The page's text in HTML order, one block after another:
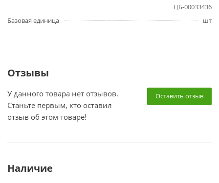
ЦБ-00033436
Базовая единица
шт
Отзывы
Оставить отзыв
У данного товара нет отзывов.
Станьте первым, кто оставил
отзыв об этом товаре!
Наличие